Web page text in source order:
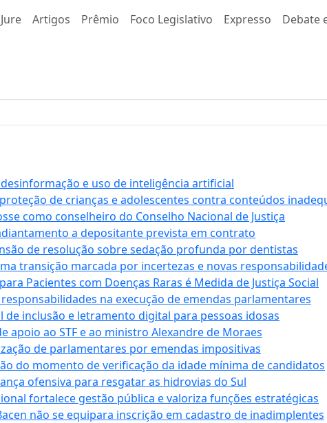
Artigos Prêmio Foco Legislativo Expresso Debate
e uso de inteligência artificial
de crianças e adolescentes contra conteúdos
como conselheiro do Conselho Nacional de Justiça
a depositante prevista em contrato
de resolução sobre sedação profunda por dentistas
transição marcada por incertezas e novas
Pacientes com Doenças Raras é Medida de Justiça Social
na execução de emendas parlamentares
inclusão e letramento digital para pessoas idosas
apoio ao STF e ao ministro Alexandre de Moraes
de parlamentares por emendas impositivas
do momento de verificação da idade mínima de candidatos
ofensiva para resgatar as hidrovias do Sul
fortalece gestão pública e valoriza funções estratégicas
não se equipara inscrição em cadastro de inadimplentes